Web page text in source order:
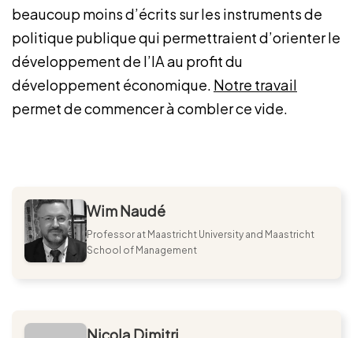
beaucoup moins d’écrits sur les instruments de
politique publique qui permettraient d’orienter le
développement de l’IA au profit du
développement économique. Notre travail
permet de commencer à combler ce vide.
Wim Naudé
Professor at Maastricht University and Maastricht
School of Management